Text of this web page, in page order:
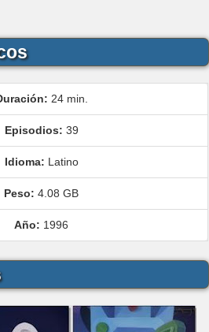
24 min.
Episodios: 39
Idioma: Latino
Peso: 4.08 GB
Año: 1996